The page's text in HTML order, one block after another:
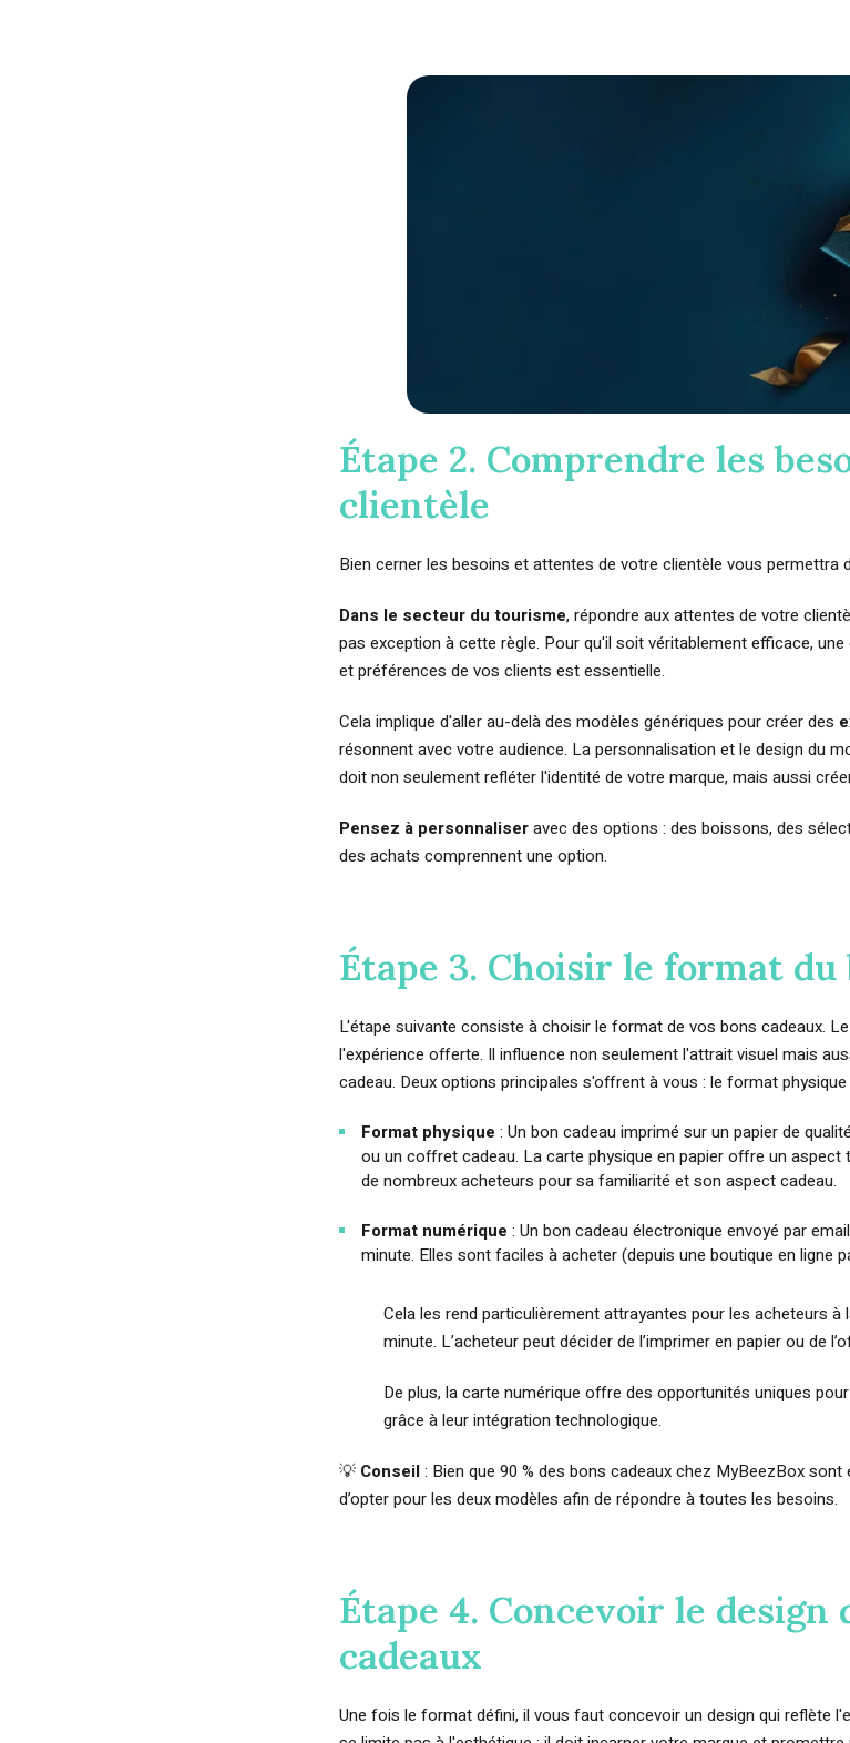
Étape 2. Comprendre les
clientèle
Bien cerner les besoins et attentes de votre clientèle vous permettra
Dans le secteur du tourisme, répondre aux attentes de votre
pas exception à cette règle. Pour qu'il soit véritablement efficace,
et préférences de vos clients est essentielle.
Cela implique d'aller au-delà des modèles génériques pour créer des
résonnent avec votre audience. La personnalisation et le design du
doit non seulement refléter l'identité de votre marque, mais aussi
Pensez à personnaliseravec des options : des boissons, des
des achats comprennent une option.
Étape 3. Choisir le format du
L'étape suivante consiste à choisir le format de vos bons cadeaux.
l'expérience offerte. Il influence non seulement l'attrait visuel mais
cadeau. Deux options principales s'offrent à vous : le format
Format physique : Un bon cadeau imprimé sur un papier de
ou un coffret cadeau. La carte physique en papier offre un aspect
de nombreux acheteurs pour sa familiarité et son aspect cadeau.
Format numérique : Un bon cadeau électronique envoyé par
minute. Elles sont faciles à acheter (depuis une boutique en ligne
Cela les rend particulièrement attrayantes pour les acheteurs
minute. L’acheteur peut décider de l’imprimer en papier ou de
De plus, la carte numérique offre des opportunités uniques
grâce à leur intégration technologique.
💡 Conseil: Bien que 90 % des bons cadeaux chez MyBeezBox
d’opter pour les deux modèles afin de répondre à toutes les besoins.
Étape 4. Concevoir le design
cadeaux
Une fois le format défini, il vous faut concevoir un design qui reflète